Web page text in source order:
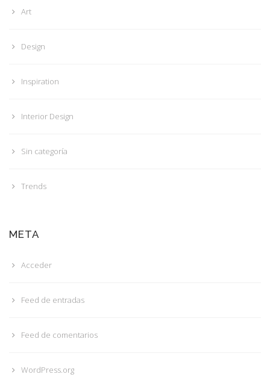
Art
Design
Inspiration
Interior Design
Sin categoría
Trends
META
Acceder
Feed de entradas
Feed de comentarios
WordPress.org